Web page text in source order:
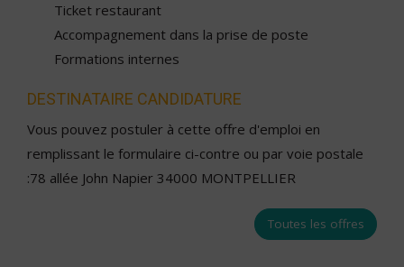
Ticket restaurant
Accompagnement dans la prise de poste
Formations internes
DESTINATAIRE CANDIDATURE
Vous pouvez postuler à cette offre d'emploi en
remplissant le formulaire ci-contre ou par voie postale
:78 allée John Napier 34000 MONTPELLIER
Toutes les offres